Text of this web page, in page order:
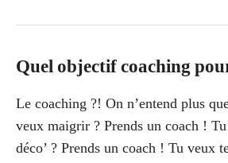
Quel objectif coaching
Le coaching ?! On n’entend plus
veux maigrir ? Prends un coach !
déco’ ? Prends un coach ! Tu veux